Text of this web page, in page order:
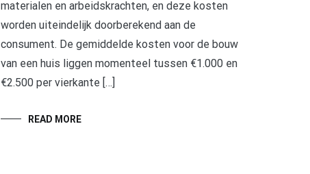
materialen en arbeidskrachten, en deze kosten
worden uiteindelijk doorberekend aan de
consument. De gemiddelde kosten voor de bouw
van een huis liggen momenteel tussen €1.000 en
€2.500 per vierkante […]
READ MORE